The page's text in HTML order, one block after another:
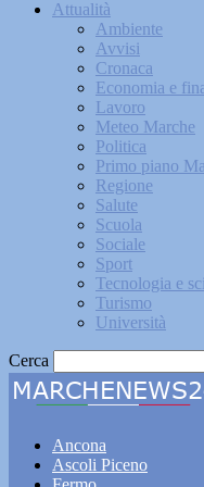
Attualità
Ambiente
Avvisi
Cronaca
Economia e
Lavoro
Meteo Marche
Politica
Primo piano
Regione
Salute
Scuola
Sociale
Sport
Tecnologia e
Turismo
Università
Cerca
Ancona
Ascoli Piceno